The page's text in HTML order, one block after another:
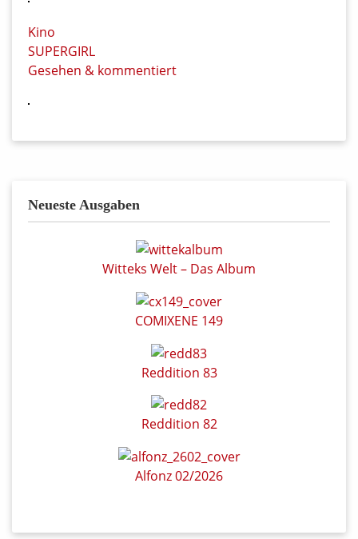
Kino
SUPERGIRL
Gesehen & kommentiert
Neueste Ausgaben
Witteks Welt – Das Album
COMIXENE 149
Reddition 83
Reddition 82
Alfonz 02/2026